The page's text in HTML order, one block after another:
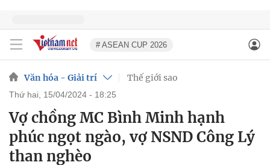
# ASEAN CUP 2026
Văn hóa - Giải trí Thế giới sao
thứ hai, 15/04/2024 - 18:25
Vợ chồng MC Bình Minh hạnh
phúc ngọt ngào, vợ NSND Công Lý
than nghèo